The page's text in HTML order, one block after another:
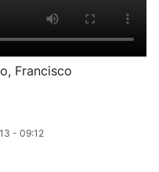
Francisco
- 09:12